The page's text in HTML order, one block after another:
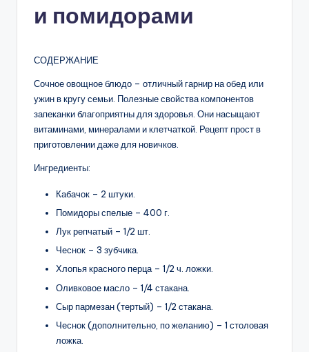
и помидорами
СОДЕРЖАНИЕ
Сочное овощное блюдо – отличный гарнир на обед или
ужин в кругу семьи. Полезные свойства компонентов
запеканки благоприятны для здоровья. Они насыщают
витаминами, минералами и клетчаткой. Рецепт прост в
приготовлении даже для новичков.
Ингредиенты:
Кабачок – 2 штуки.
Помидоры спелые – 400 г.
Лук репчатый – 1/2 шт.
Чеснок – 3 зубчика.
Хлопья красного перца – 1/2 ч. ложки.
Оливковое масло – 1/4 стакана.
Сыр пармезан (тертый) – 1/2 стакана.
Чеснок (дополнительно, по желанию) – 1 столовая
ложка.